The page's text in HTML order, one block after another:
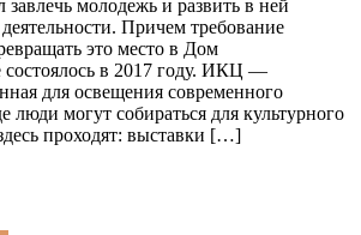
завлечь молодежь и развить в ней
Причем требование
это место в Дом
состоялось в 2017 году. ИКЦ —
для освещения современного
люди могут собираться для культурного
проходят: выставки […]